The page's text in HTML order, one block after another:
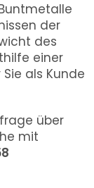
der
des
einer
als Kunde
über
mit